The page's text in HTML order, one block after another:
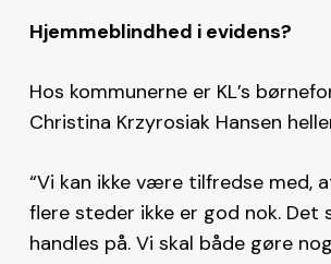
Hjemmeblindhed i evidens?
Hos kommunerne er KL’s
Christina Krzyrosiak Hansen
“Vi kan ikke være tilfredse med,
flere steder ikke er god nok. Det
handles på. Vi skal både gøre